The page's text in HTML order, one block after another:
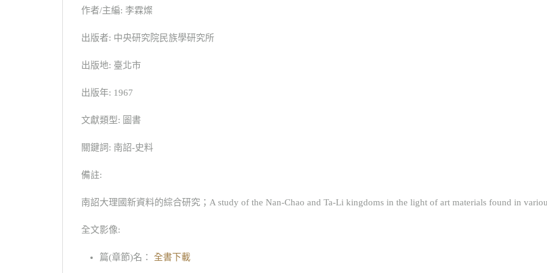
作者/主編: 李霖燦
出版者: 中央研究院民族學研究所
出版地: 臺北市
出版年: 1967
文獻類型: 圖書
關鍵詞: 南詔-史料
備註:
南詔大理國新資料的綜合研究；A study of the Nan-Chao and Ta-Li kingdoms in the light of art materials found in
全文影像:
篇(章節)名： 全書下載